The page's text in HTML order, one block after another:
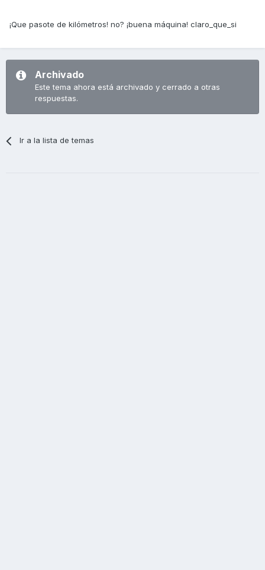
¡Que pasote de kilómetros! no? ¡buena máquina! claro_que_si
Archivado
Este tema ahora está archivado y cerrado a otras
respuestas.
Ir a la lista de temas